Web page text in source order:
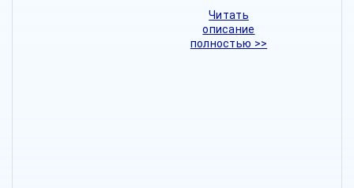
Читать
описание
полностью >>